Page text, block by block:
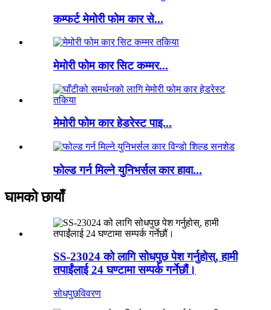
कम्फर्ट मेमोरी फोम कार से...
मेमोरी फोम कार सिट कम्मर...
मेमोरी फोम कार हेडरेस्ट पाइ...
फोल्ड गर्न मिल्ने युनिभर्सल कार हावा...
घामको छायाँ
SS-23024 को लागि सोधपुछ पेश गर्नुहोस्, हामी
तपाईंलाई 24 घण्टामा सम्पर्क गर्नेछौं।
सोधपुछविवरण